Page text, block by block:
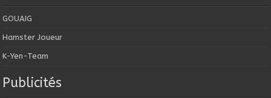
GOUAIG
Hamster Joueur
K-Yen-Team
Publicités